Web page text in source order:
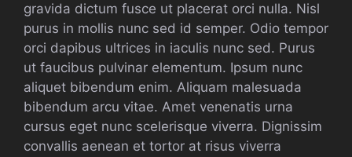
gravida dictum fusce ut placerat orci nulla. Nisl
purus in mollis nunc sed id semper. Odio tempor
orci dapibus ultrices in iaculis nunc sed. Purus
ut faucibus pulvinar elementum. Ipsum nunc
aliquet bibendum enim. Aliquam malesuada
bibendum arcu vitae. Amet venenatis urna
cursus eget nunc scelerisque viverra. Dignissim
convallis aenean et tortor at risus viverra